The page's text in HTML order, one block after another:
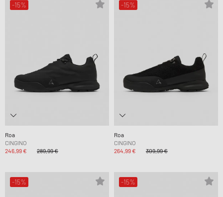
-15%
Roa
CINGINO
246,99 €
289,99 €
-15%
Roa
CINGINO
264,99 €
309,99 €
-15% -15%